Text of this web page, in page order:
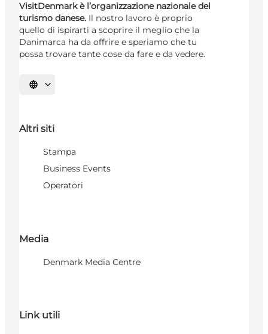
VisitDenmark è l’organizzazione nazionale del
turismo danese. Il nostro lavoro è proprio
quello di ispirarti a scoprire il meglio che la
Danimarca ha da offrire e speriamo che tu
possa trovare tante cose da fare e da vedere.
Seleziona la lingua
Altri siti
Stampa
Business Events
Operatori
Media
Denmark Media Centre
Link utili